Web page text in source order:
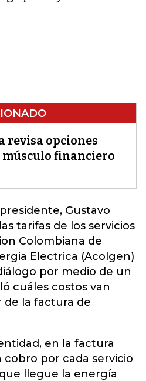
revisa opciones
financiero
Gustavo
tarifas de los servicios
Colombiana de
Electrica (Acolgen)
por medio de un
cuáles costos van
de la factura de
en la factura
cobro por cada servicio
llegue la energía